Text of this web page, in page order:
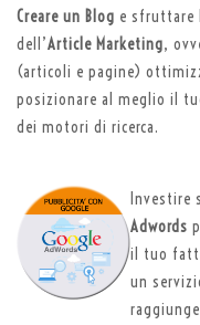
Creare un Blog e sfruttare
dell’Article Marketing,
(articoli e pagine)
posizionare al meglio il
dei motori di ricerca.
Investire
Adwords
il tuo
un